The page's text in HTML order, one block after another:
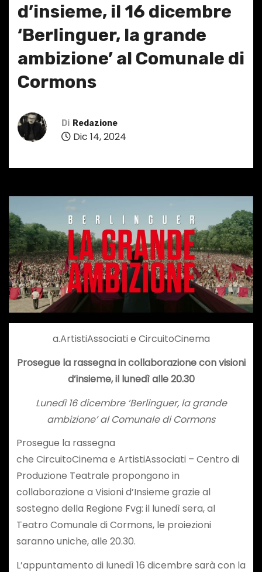
d’insieme, il 16 dicembre
‘Berlinguer, la grande
ambizione’ al Comunale di
Cormons
Di Redazione
Dic 14, 2024
a.ArtistiAssociati e CircuitoCinema
Prosegue la rassegna in collaborazione con visioni
d’insieme, il lunedì alle 20.30
Lunedì 16 dicembre ‘Berlinguer, la grande
ambizione’ al Comunale di Cormons
Prosegue la rassegna
che CircuitoCinema e ArtistiAssociati – Centro di
Produzione Teatrale propongono in
collaborazione a Visioni d’Insieme grazie al
sostegno della Regione Fvg: il lunedì sera, al
Teatro Comunale di Cormons, le proiezioni
saranno uniche, alle 20.30.
L’appuntamento di lunedì 16 dicembre sarà con la